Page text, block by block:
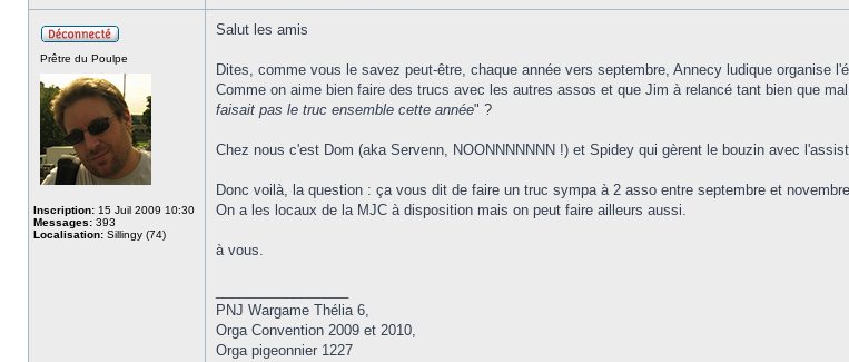
Prêtre du Poulpe
Inscription: 15 Juil 2009 10:30
Messages: 393
Localisation: Sillingy (74)
Salut les amis
Dites, comme vous le savez peut-être, chaque année vers septembre, Annecy ludique organise
Comme on aime bien faire des trucs avec les autres assos et que Jim à relancé tant bien que
faisait pas le truc ensemble cette année" ?
Chez nous c'est Dom (aka Servenn, NOONNNNNNN !) et Spidey qui gèrent le bouzin avec
Donc voilà, la question : ça vous dit de faire un truc sympa à 2 asso entre septembre et
On a les locaux de la MJC à disposition mais on peut faire ailleurs aussi.
à vous.
PNJ Wargame Thélia 6,
Orga Convention 2009 et 2010,
Orga pigeonnier 1227